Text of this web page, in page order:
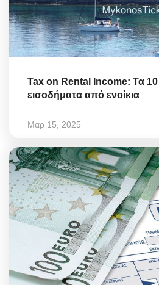
Tax on Rental Income: Τα 10
εισοδήματα από ενοίκια
Μαρ 15, 2025